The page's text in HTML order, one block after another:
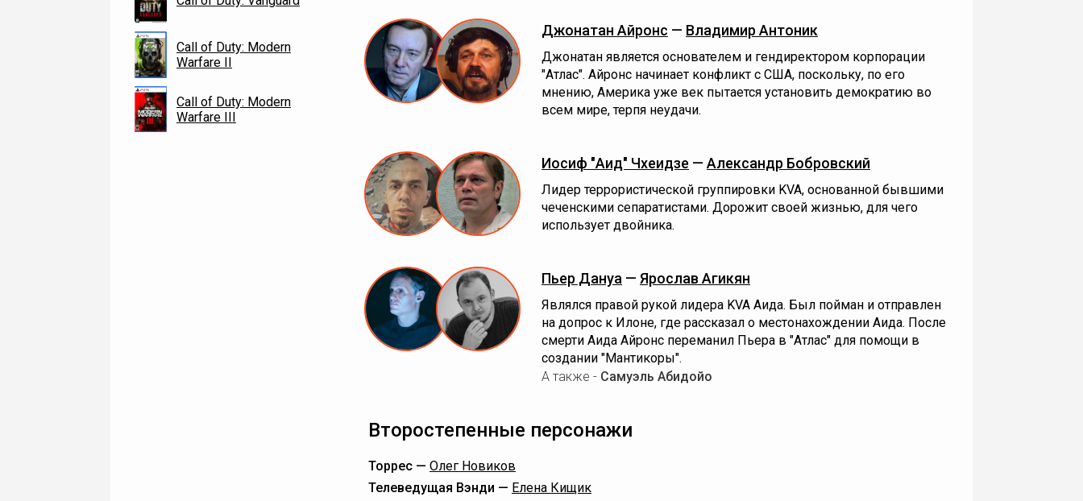
Call of Duty: Modern
Warfare II
Call of Duty: Modern
Warfare III
Джонатан Айронс — Владимир Антоник
Джонатан является основателем и гендиректором корпорации
"Атлас". Айронс начинает конфликт с США, поскольку, по его
мнению, Америка уже век пытается установить демократию во
всем мире, терпя неудачи.
Иосиф "Аид" Чхеидзе — Александр Бобровский
Лидер террористической группировки KVA, основанной бывшими
чеченскими сепаратистами. Дорожит своей жизнью, для чего
использует двойника.
Пьер Дануа — Ярослав Агикян
Являлся правой рукой лидера KVA Аида. Был пойман и отправлен
на допрос к Илоне, где рассказал о местонахождении Аида. После
смерти Аида Айронс переманил Пьера в "Атлас" для помощи в
создании "Мантикоры".
А также - Самуэль Абидойо
Второстепенные персонажи
Торрес — Олег Новиков
Телеведущая Вэнди — Елена Кищик